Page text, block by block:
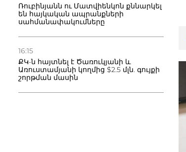
Ռուբինյանն ու Մատվիենկոն քննարկել
են հայկական ապրանքների
սահմանափակումները
16:15
ՔԿ-ն հայտնել է Ծառուկյանի և
Առուստամյանի կողմից $2.5 մլն. գույքի
շորթման մասին